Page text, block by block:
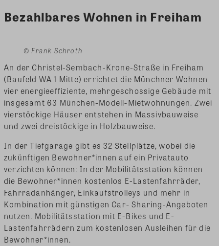
Bezahlbares Wohnen in Freiham
© Frank Schroth
An der Christel-Sembach-Krone-Straße in Freiham
(Baufeld WA 1 Mitte) errichtet die Münchner Wohnen
vier energieeffiziente, mehrgeschossige Gebäude mit
insgesamt 63 München-Modell-Mietwohnungen. Zwei
vierstöckige Häuser entstehen in Massivbauweise
und zwei dreistöckige in Holzbauweise.
In der Tiefgarage gibt es 32 Stellplätze, wobei die
zukünftigen Bewohner*innen auf ein Privatauto
verzichten können: In der Mobilitätsstation können
die Bewohner*innen kostenlos E-Lastenfahrräder,
Fahrradanhänger, Einkaufstrolleys und mehr in
Kombination mit günstigen Car- Sharing-Angeboten
nutzen. Mobilitätsstation mit E-Bikes und E-
Lastenfahrrädern zum kostenlosen Ausleihen für die
Bewohner*innen.